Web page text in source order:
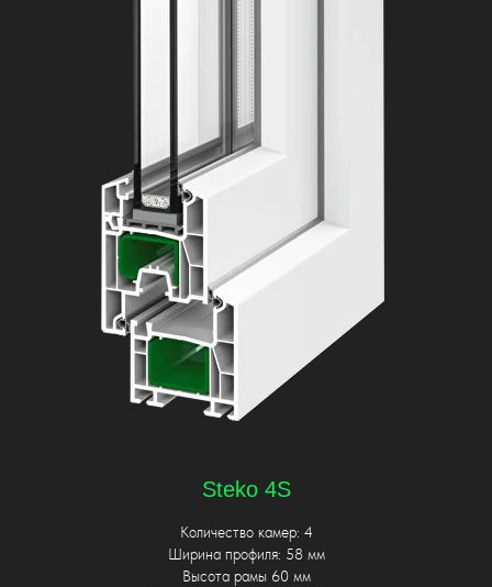
Steko 4S
Количество камер: 4
Ширина профиля: 58 мм
Высота рамы 60 мм